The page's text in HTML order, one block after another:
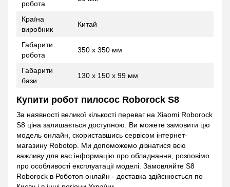
робота
Країна
виробник
Китай
Габарити
робота
350 х 350 мм
Габарити
бази
130 х 150 х 99 мм
Купити робот пилосос Roborock S8
За наявності великої кількості переваг на Xiaomi Roborock
S8 ціна залишається доступною. Ви можете замовити цю
модель онлайн, скориставшись сервісом інтернет-
магазину Robotop. Ми допоможемо дізнатися всю
важливу для вас інформацію про обладнання, розповімо
про особливості експлуатації моделі. Замовляйте S8
Roborock в Роботоп онлайн - доставка здійснюється по